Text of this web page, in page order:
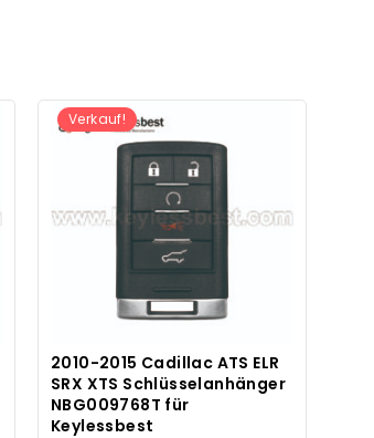
Verkauf!
2010-2015 Cadillac ATS ELR
SRX XTS Schlüsselanhänger
NBG009768T für
Keylessbest